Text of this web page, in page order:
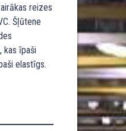
reizes
Šļūtene
kas īpaši
elastīgs.